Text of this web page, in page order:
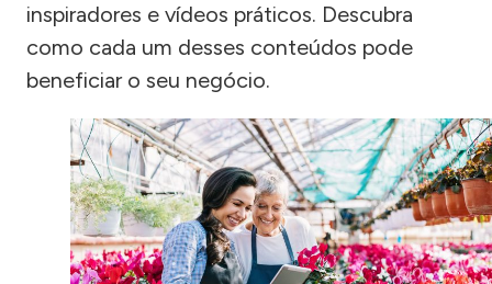
inspiradores e vídeos práticos. Descubra
como cada um desses conteúdos pode
beneficiar o seu negócio.